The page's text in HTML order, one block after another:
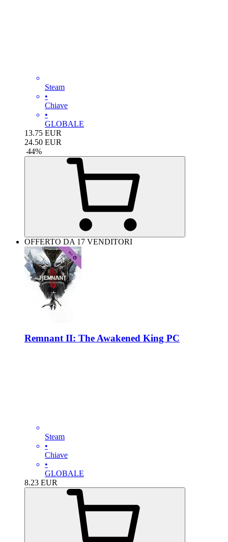
Steam
•
Chiave
•
GLOBALE
13.75 EUR
24.50 EUR
-44%
OFFERTO DA 17 VENDITORI
Remnant II: The Awakened King PC
Steam
•
Chiave
•
GLOBALE
8.23 EUR